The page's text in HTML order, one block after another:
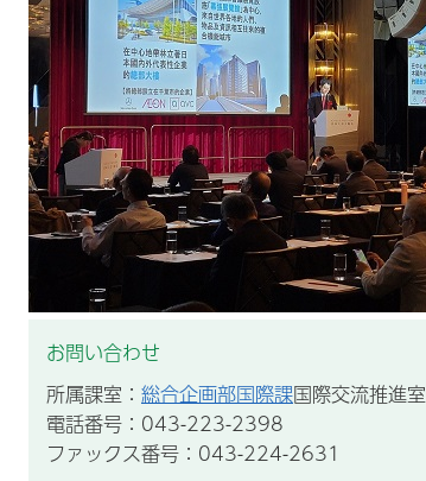
お問い合わせ
所属課室： 総合企画部国際課国際交流推進室
電話番号：043-223-2398
ファックス番号：043-224-2631